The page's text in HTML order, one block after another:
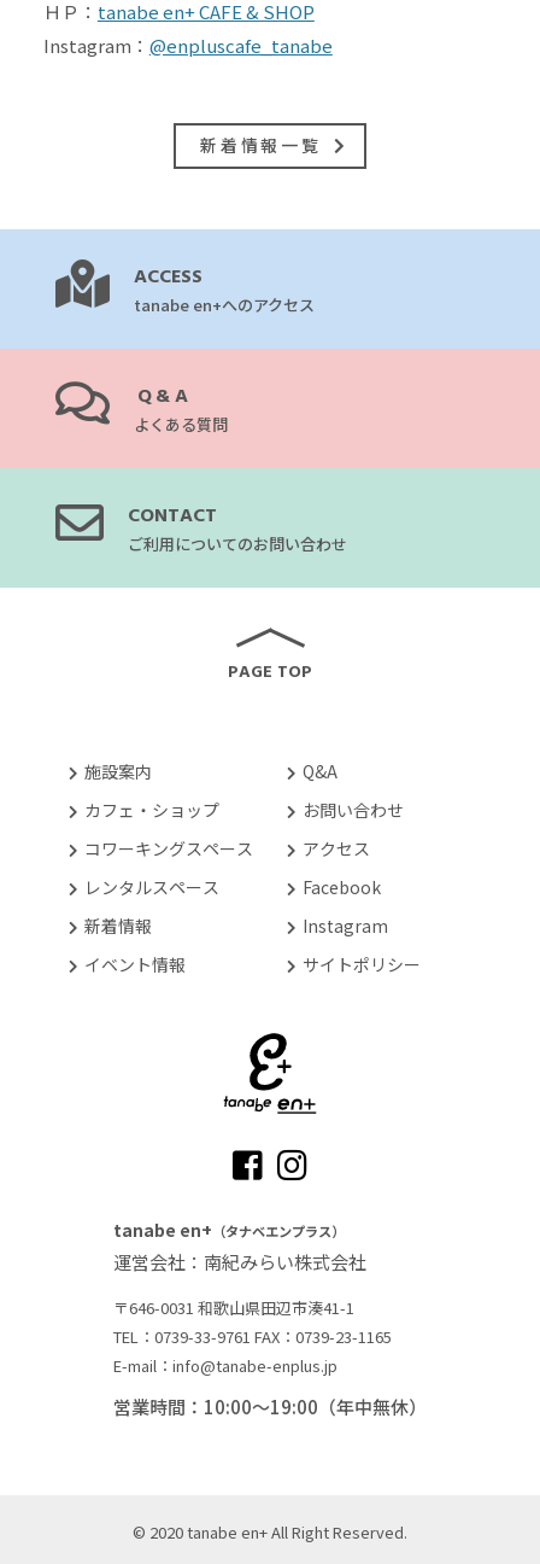
ＨＰ： tanabe en+ CAFE & SHOP
Instagram： @enpluscafe_tanabe
新着情報一覧
PAGE TOP
ACCESS
tanabe en+へのアクセス
Q&A
よくある質問
CONTACT
ご利用についてのお問い合わせ
tanabe en+ （タナベエンプラス）
運営会社：南紀みらい株式会社
〒646-0031 和歌山県田辺市湊41-1
TEL：0739-33-9761 FAX：0739-23-1165
E-mail：info@tanabe-enplus.jp
営業時間：10:00～19:00（年中無休）
施設案内
カフェ・ショップ
コワーキングスペース
レンタルスペース
新着情報
イベント情報
Q&A
お問い合わせ
アクセス
Facebook
Instagram
サイトポリシー
© 2020 tanabe en+ All Right Reserved.